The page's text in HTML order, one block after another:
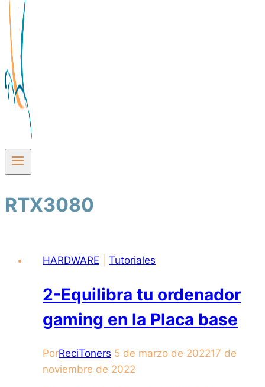
RTX3080
HARDWARE Tutoriales
2-Equilibra tu ordenador
gaming en la Placa base
PorReciToners 5 de marzo de 202217 de
noviembre de 2022